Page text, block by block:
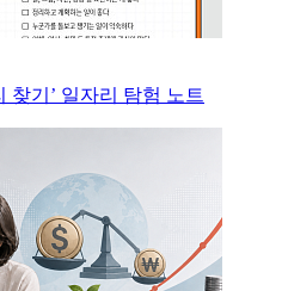
찾기’ 일자리 탐험 노트